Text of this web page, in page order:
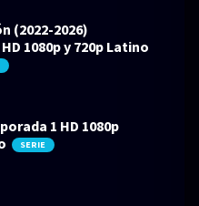
(2022-2026)
1080p y 720p Latino
1 HD 1080p
SERIE